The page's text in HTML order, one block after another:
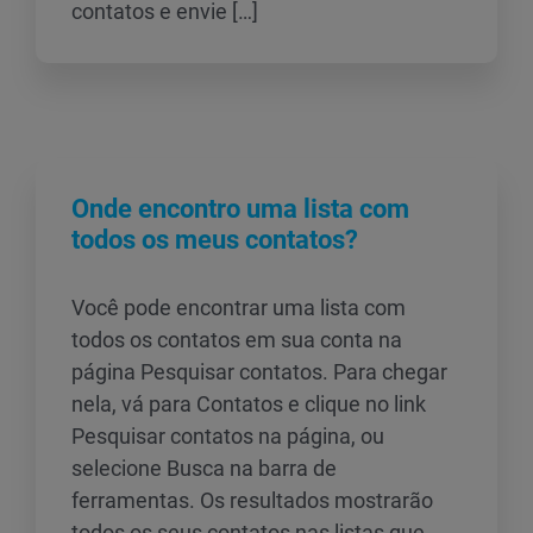
contatos e envie […]
Onde encontro uma lista com
todos os meus contatos?
Você pode encontrar uma lista com
todos os contatos em sua conta na
página Pesquisar contatos. Para chegar
nela, vá para Contatos e clique no link
Pesquisar contatos na página, ou
selecione Busca na barra de
ferramentas. Os resultados mostrarão